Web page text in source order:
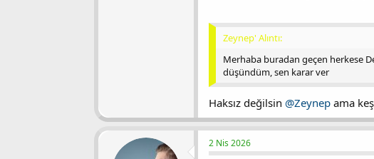
Zeynep' Alıntı:
Merhaba buradan geçen herkese
düşündüm, sen karar ver
Haksız değilsin @Zeynep ama
2 Nis 2026